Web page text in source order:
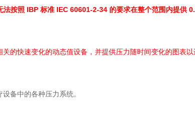
按照 IBP 标准 IEC 60601-2-34 的要求在整个范围内提供
的快速变化的动态值设备，并提供压力随时间变化的图表
备中的各种压力系统。